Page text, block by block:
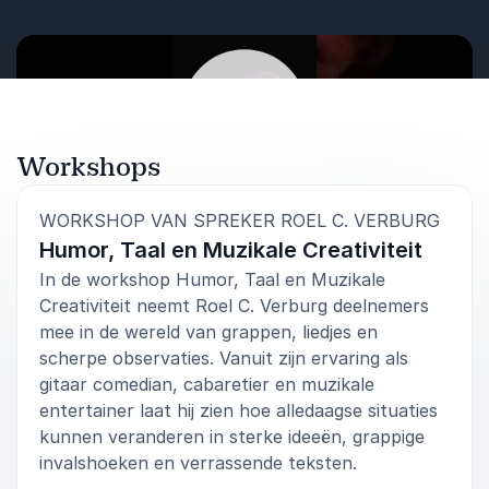
verrijken met een optreden dat ontspant,
verbindt en nog lang blijft hangen.
Workshops
WORKSHOP VAN SPREKER ROEL C. VERBURG
Humor, Taal en Muzikale Creativiteit
In de workshop Humor, Taal en Muzikale
Creativiteit neemt Roel C. Verburg deelnemers
mee in de wereld van grappen, liedjes en
scherpe observaties. Vanuit zijn ervaring als
gitaar comedian, cabaretier en muzikale
entertainer laat hij zien hoe alledaagse situaties
kunnen veranderen in sterke ideeën, grappige
invalshoeken en verrassende teksten.